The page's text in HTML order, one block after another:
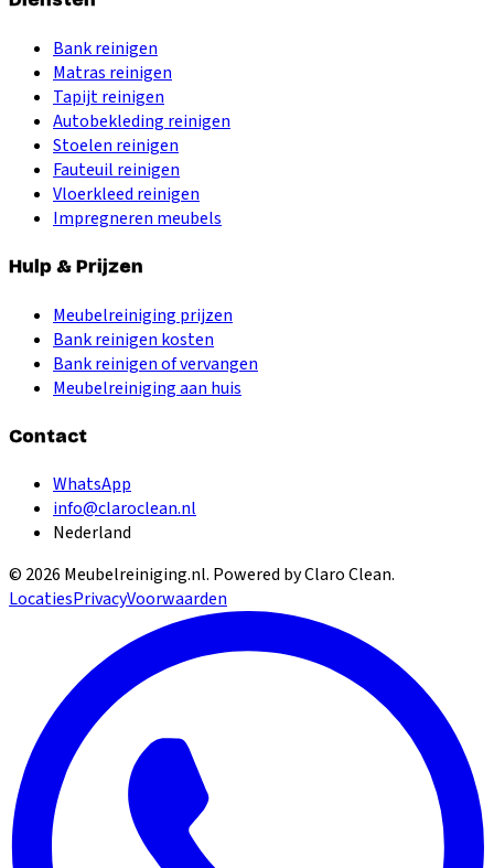
Bank reinigen
Matras reinigen
Tapijt reinigen
Autobekleding reinigen
Stoelen reinigen
Fauteuil reinigen
Vloerkleed reinigen
Impregneren meubels
Hulp & Prijzen
Meubelreiniging prijzen
Bank reinigen kosten
Bank reinigen of vervangen
Meubelreiniging aan huis
Contact
WhatsApp
info@claroclean.nl
Nederland
© 2026 Meubelreiniging.nl. Powered by Claro Clean.
LocatiesPrivacyVoorwaarden